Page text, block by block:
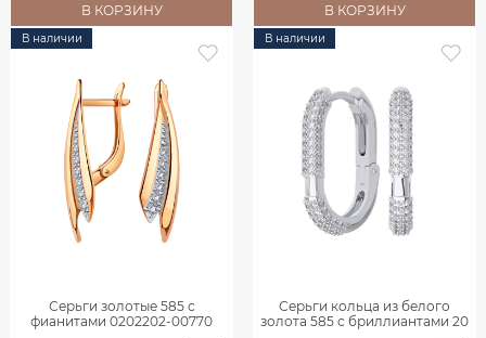
В КОРЗИНУ В КОРЗИНУ
В наличии
Серьги золотые 585 с
фианитами 0202202-00770
В наличии
Серьги кольца из белого
золота 585 с бриллиантами 20